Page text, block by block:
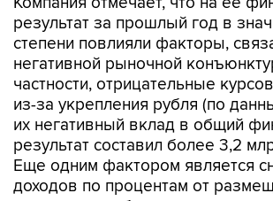
степени повлияли факторы,
негативной рыночной
частности, отрицательные
из-за укрепления рубля (по
их негативный вклад в общий
результат составил более 3,2
Еще одним фактором является
доходов по процентам от
временно свободных денежных
2016 году.